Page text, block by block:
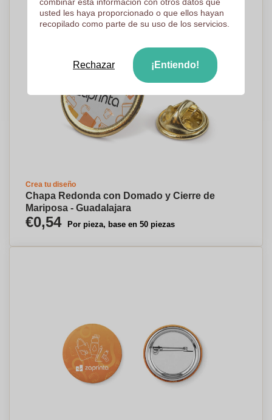
Crea tu diseño
Chapa Redonda con Domado y Cierre de
Mariposa - Guadalajara
€0,54 Por pieza, base en 50 piezas
usted les haya proporcionado o que ellos hayan
recopilado como parte de su uso de los servicios.
Rechazar ¡Entiendo!